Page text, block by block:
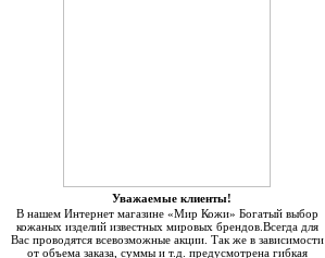
Уважаемые клиенты!
В нашем Интернет магазине «Мир Кожи» Богатый выбор
кожаных изделий известных мировых брендов.Всегда для
Вас проводятся всевозможные акции. Так же в зависимости
от объема заказа, суммы и т.д. предусмотрена гибкая